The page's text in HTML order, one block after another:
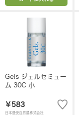
Gels ジェルセミュー
ム 30C 小
￥583
日本豊受自然農株式会社